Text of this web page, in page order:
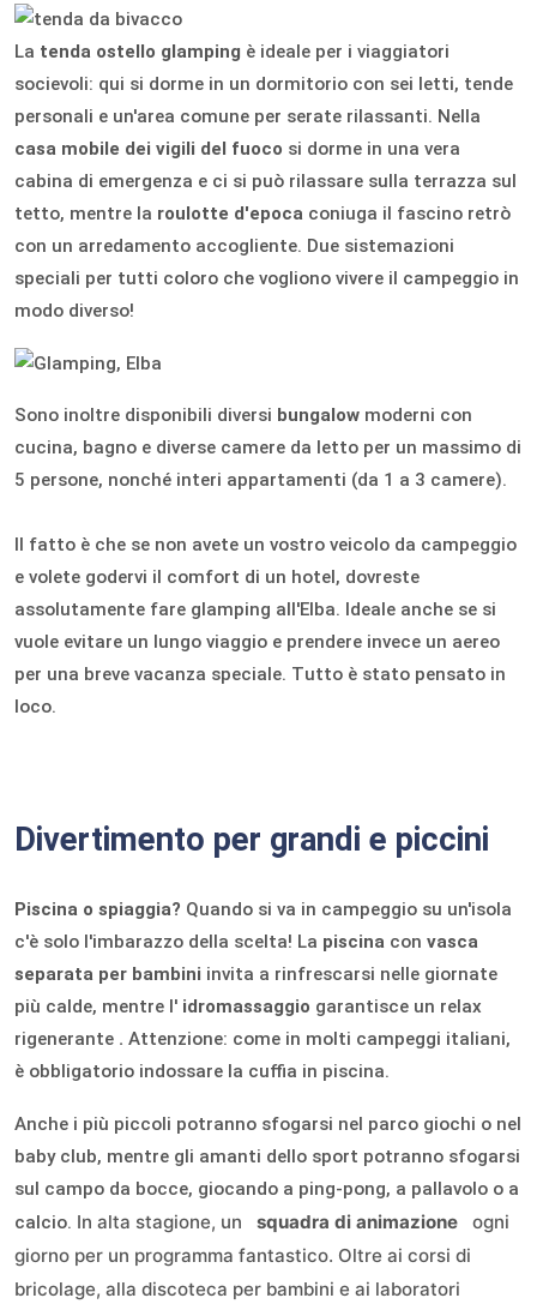
La tenda ostello glamping è ideale per i viaggiatori
socievoli: qui si dorme in un dormitorio con sei letti, tende
personali e un'area comune per serate rilassanti. Nella
casa mobile dei vigili del fuoco si dorme in una vera
cabina di emergenza e ci si può rilassare sulla terrazza sul
tetto, mentre la roulotte d'epoca coniuga il fascino retrò
con un arredamento accogliente. Due sistemazioni
speciali per tutti coloro che vogliono vivere il campeggio in
modo diverso!
Sono inoltre disponibili diversi bungalow moderni con
cucina, bagno e diverse camere da letto per un massimo di
5 persone, nonché interi appartamenti (da 1 a 3 camere).
Il fatto è che se non avete un vostro veicolo da campeggio
e volete godervi il comfort di un hotel, dovreste
assolutamente fare glamping all'Elba. Ideale anche se si
vuole evitare un lungo viaggio e prendere invece un aereo
per una breve vacanza speciale. Tutto è stato pensato in
loco.
Divertimento per grandi e piccini
Piscina o spiaggia? Quando si va in campeggio su un'isola
c'è solo l'imbarazzo della scelta! La piscina con vasca
separata per bambini invita a rinfrescarsi nelle giornate
più calde, mentre l' idromassaggio garantisce un relax
rigenerante . Attenzione: come in molti campeggi italiani,
è obbligatorio indossare la cuffia in piscina.
Anche i più piccoli potranno sfogarsi nel parco giochi o nel
baby club, mentre gli amanti dello sport potranno sfogarsi
sul campo da bocce, giocando a ping-pong, a pallavolo o a
calcio. In alta stagione, un squadra di animazione
ogni
giorno per un programma fantastico. Oltre ai corsi di
bricolage, alla discoteca per bambini e ai laboratori